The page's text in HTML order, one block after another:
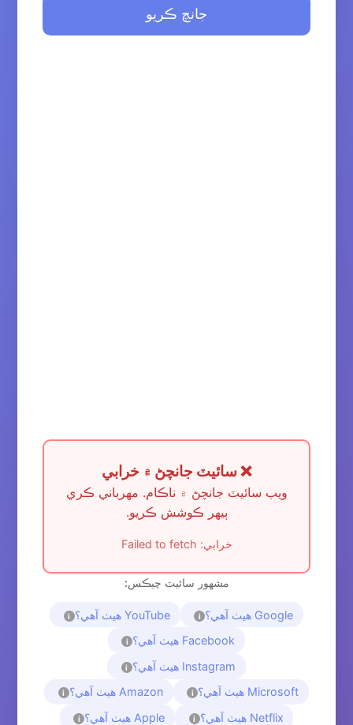
جانچ ڪريو
❌ سائيٽ جانچڻ ۾ خرابي
ويب سائيٽ جانچڻ ۾ ناڪام. مهرباني ڪري
ٻيهر ڪوشش ڪريو.
خرابي: Failed to fetch
مشهور سائيٽ چيڪس:
Google هيٺ آهي؟ i YouTube هيٺ آهي؟ i
Facebook هيٺ آهي؟ i
Instagram هيٺ آهي؟ i
Microsoft هيٺ آهي؟ i Amazon هيٺ آهي؟ i
i Apple هيٺ آهي؟ i